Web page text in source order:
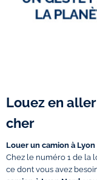
Louez en
cher
Louer un camion à
Chez le numéro 1 de la
ce dont vous avez